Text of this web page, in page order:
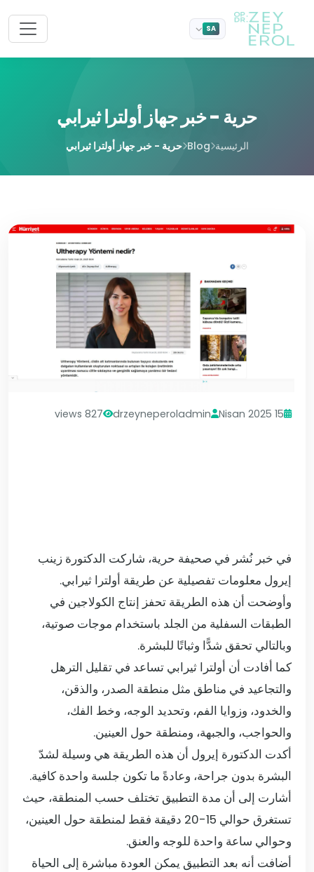
SA
حرية - خبر جهاز أولترا ثيرابي
الرئيسية Blog حرية - خبر جهاز أولترا ثيرابي
15 Nisan 2025
drzeyneperoladmin
827 views
في خبر نُشر في صحيفة حرية، شاركت الدكتورة زينب
إيرول معلومات تفصيلية عن طريقة أولترا ثيرابي.
وأوضحت أن هذه الطريقة تحفز إنتاج الكولاجين في
الطبقات السفلية من الجلد باستخدام موجات صوتية،
وبالتالي تحقق شدًّا وثباتًا للبشرة.
كما أفادت أن أولترا ثيرابي تساعد في تقليل الترهل
والتجاعيد في مناطق مثل منطقة الصدر، والذقن،
والخدود، وزوايا الفم، وتحديد الوجه، وخط الفك،
والحواجب، والجبهة، ومنطقة حول العينين.
أكدت الدكتورة إيرول أن هذه الطريقة هي وسيلة لشدّ
البشرة بدون جراحة، وعادةً ما تكون جلسة واحدة كافية.
أشارت إلى أن مدة التطبيق تختلف حسب المنطقة، حيث
تستغرق حوالي 15-20 دقيقة فقط لمنطقة حول العينين،
وحوالي ساعة واحدة للوجه والعنق.
أضافت أنه بعد التطبيق يمكن العودة مباشرة إلى الحياة